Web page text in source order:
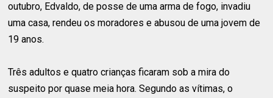
outubro, Edvaldo, de posse de uma arma de fogo, invadiu
uma casa, rendeu os moradores e abusou de uma jovem de
19 anos.
Três adultos e quatro crianças ficaram sob a mira do
suspeito por quase meia hora. Segundo as vítimas, o